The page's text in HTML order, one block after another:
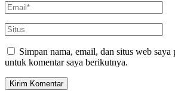
Simpan nama, email, dan situs web saya
untuk komentar saya berikutnya.